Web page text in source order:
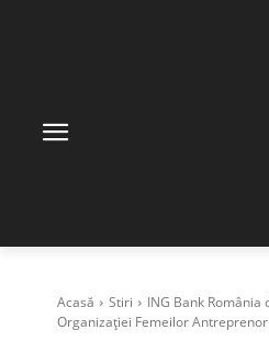
Acasă Stiri
ING Bank
Organizației Femeilor